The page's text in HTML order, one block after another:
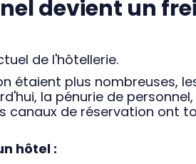
devient un
de l'hôtellerie.
étaient plus nombreuses,
la pénurie de personnel,
canaux de réservation ont
hôtel :